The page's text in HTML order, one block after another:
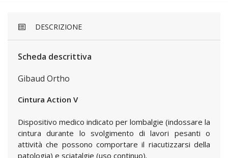
DESCRIZIONE
Scheda descrittiva
Gibaud Ortho
Cintura Action V
Dispositivo medico indicato per lombalgie (indossare la
cintura durante lo svolgimento di lavori pesanti o
attività che possono comportare il riacutizzarsi della
patologia) e sciatalgie (uso continuo).